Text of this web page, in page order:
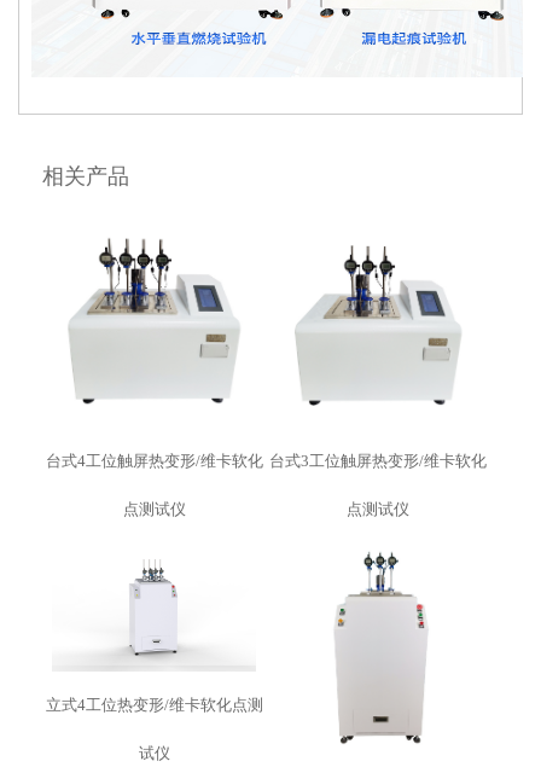
相关产品
台式4工位触屏热变形/维卡软化
点测试仪
台式3工位触屏热变形/维卡软化
点测试仪
立式4工位热变形/维卡软化点测
试仪